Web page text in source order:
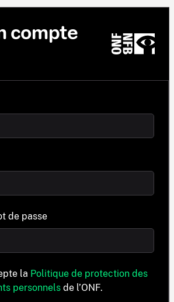
compte
de passe
la Politique de protection des
personnels de l’ONF.